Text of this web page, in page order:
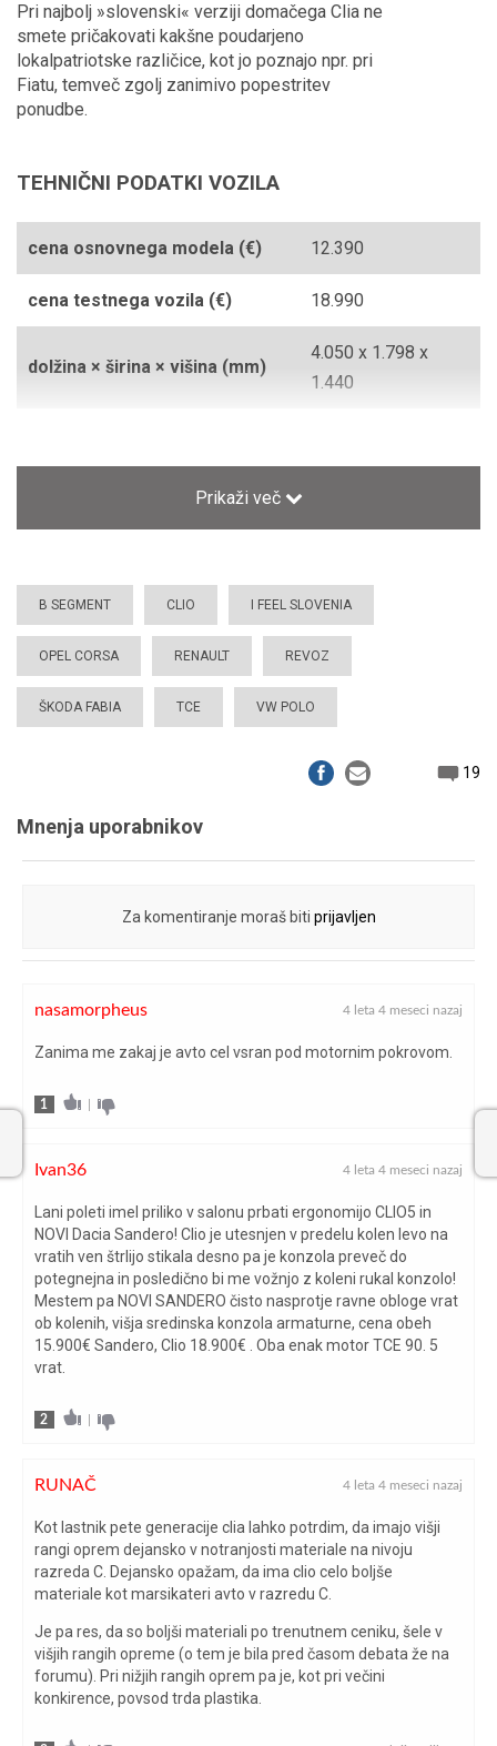
Pri najbolj »slovenski« verziji domačega Clia ne
smete pričakovati kakšne poudarjeno
lokalpatriotske različice, kot jo poznajo npr. pri
Fiatu, temveč zgolj zanimivo popestritev
ponudbe.
TEHNIČNI PODATKI VOZILA
cena osnovnega modela (€) 12.390
cena testnega vozila (€) 18.990
dolžina × širina × višina (mm)
4.050 x 1.798 x
1.440
gibna prostornina (cm3) 999
kompresija (1:) 10,5
masa praznega vozila (kg) 1.157
2.583
menjalnik/pogon
ročni/spredaj
največja hitrost (km/h) 180
največja moč (kW/KM pri
največji navor (Nm pri vrt/min) 160 pri 2.000
namestitev motorja
obračalni krog (m)
osnovna cena vozila (€) 16.990
pnevmatike 205/45 R17
poraba goriva na testu (l/100
pospešek 0-100 km/h (s) 12,2
prostornina posode za gorivo
(l)
42
prostornina prtljažnika (l) 391-1.069
število valjev/ventilov
Prikaži več
B SEGMENT CLIO I FEEL SLOVENIA
OPEL CORSA RENAULT REVOZ
ŠKODA FABIA TCE VW POLO
19
Mnenja uporabnikov
Za komentiranje moraš biti prijavljen
nasamorpheus 4 leta 4 meseci nazaj
Zanima me zakaj je avto cel vsran pod motornim pokrovom.
1
Ivan36 4 leta 4 meseci nazaj
Lani poleti imel priliko v salonu prbati ergonomijo CLIO5 in
NOVI Dacia Sandero! Clio je utesnjen v predelu kolen levo na
vratih ven štrlijo stikala desno pa je konzola preveč do
potegnejna in posledično bi me vožnjo z koleni rukal konzolo!
Mestem pa NOVI SANDERO čisto nasprotje ravne obloge vrat
ob kolenih, višja sredinska konzola armaturne, cena obeh
15.900€ Sandero, Clio 18.900€ . Oba enak motor TCE 90. 5
vrat.
2
RUNAČ 4 leta 4 meseci nazaj
Kot lastnik pete generacije clia lahko potrdim, da imajo višji
rangi oprem dejansko v notranjosti materiale na nivoju
razreda C. Dejansko opažam, da ima clio celo boljše
materiale kot marsikateri avto v razredu C.
Je pa res, da so boljši materiali po trenutnem ceniku, šele v
višjih rangih opreme (o tem je bila pred časom debata že na
forumu). Pri nižjih rangih oprem pa je, kot pri večini
konkirence, povsod trda plastika.